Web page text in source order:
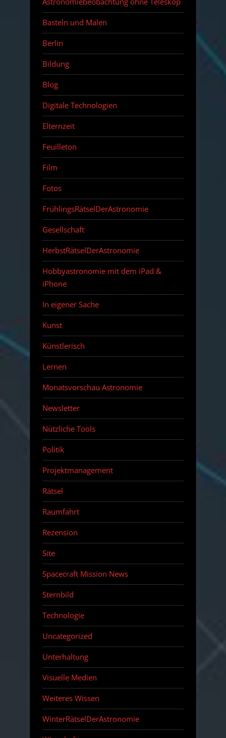
Basteln und Malen
Berlin
Bildung
Blog
Digitale Technologien
Elternzeit
Feuilleton
Film
Fotos
FrühlingsRätselDerAstronomie
Gesellschaft
HerbstRätselDerAstronomie
Hobbyastronomie mit dem iPad &
iPhone
In eigener Sache
Kunst
Künstlerisch
Lernen
Monatsvorschau Astronomie
Newsletter
Nützliche Tools
Politik
Projektmanagement
Rätsel
Raumfahrt
Rezension
Site
Spacecraft Mission News
Sternbild
Technologie
Uncategorized
Unterhaltung
Visuelle Medien
Weiteres Wissen
WinterRätselDerAstronomie